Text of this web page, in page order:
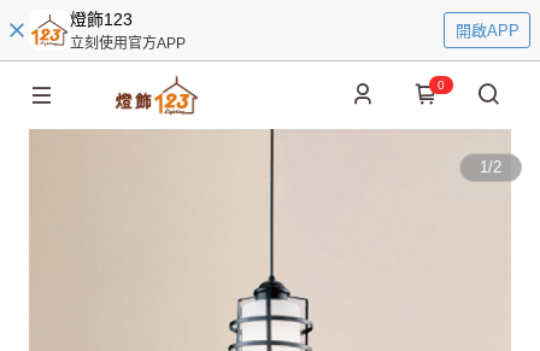
燈飾123
立刻使用官方APP
開啟APP
0
1/2